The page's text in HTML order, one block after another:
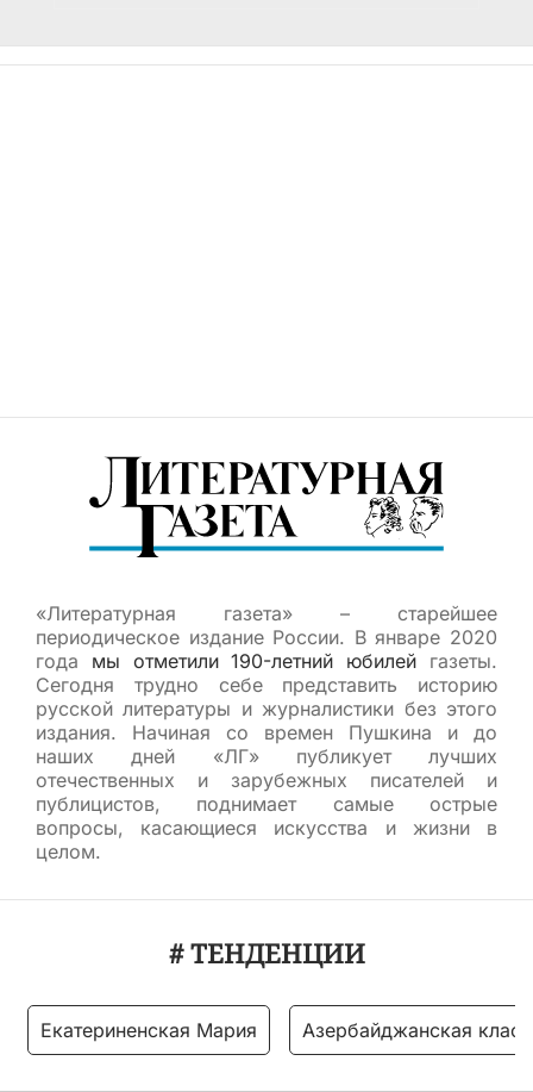
«Литературная газета» – старейшее
периодическое издание России. В январе 2020
года мы отметили 190-летний юбилей газеты.
Сегодня трудно себе представить историю
русской литературы и журналистики без этого
издания. Начиная со времен Пушкина и до
наших дней «ЛГ» публикует лучших
отечественных и зарубежных писателей и
публицистов, поднимает самые острые
вопросы, касающиеся искусства и жизни в
целом.
# ТЕНДЕНЦИИ
Екатериненская Мария Азербайджанская